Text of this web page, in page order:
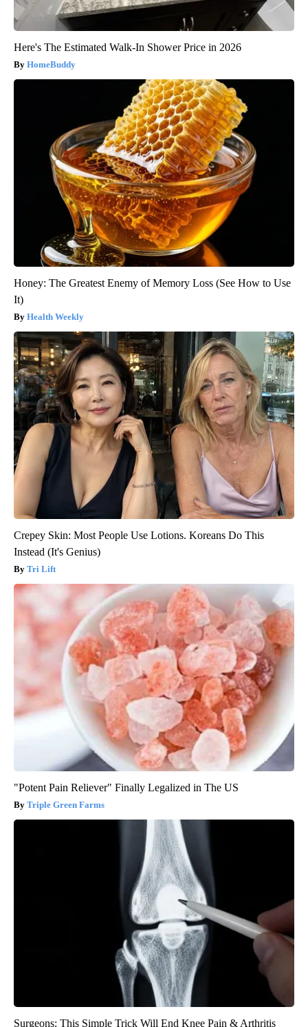
Here's The Estimated Walk-In Shower Price in 2026
HomeBuddy
Honey: The Greatest Enemy of Memory Loss (See How to Use
It)
Health Weekly
Crepey Skin: Most People Use Lotions. Koreans Do This
Instead (It's Genius)
Tri Lift
"Potent Pain Reliever" Finally Legalized in The US
Triple Green Farms
Surgeons: This Simple Trick Will End Knee Pain & Arthritis